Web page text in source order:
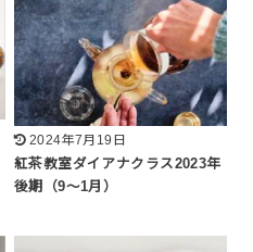
2024年7月19日
紅茶教室ダイアナクラス2023年
後期（9～1月）